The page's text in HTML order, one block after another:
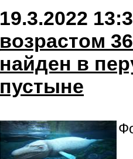
19.3.2022
возрастом
найден в
пустыне